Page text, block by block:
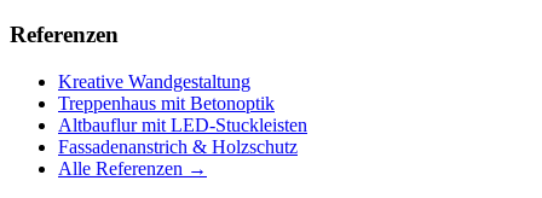
Referenzen
Kreative Wandgestaltung
Treppenhaus mit Betonoptik
Altbauflur mit LED-Stuckleisten
Fassadenanstrich & Holzschutz
Alle Referenzen →